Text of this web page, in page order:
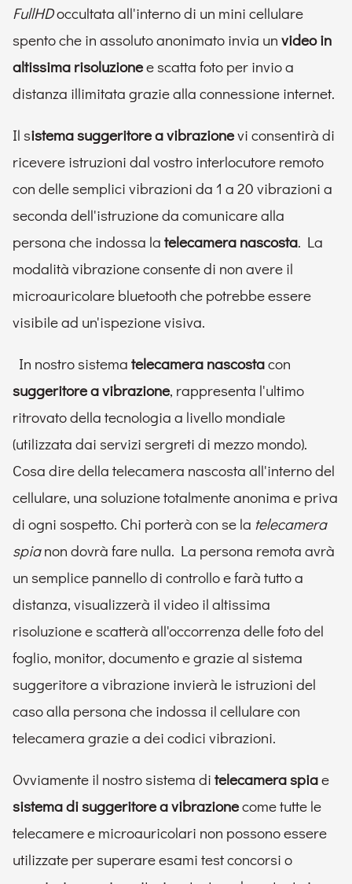
FullHDoccultata all'interno di un mini cellulare
spento che in assoluto anonimato invia un video in
altissima risoluzionee scatta foto per invio a
distanza illimitata grazie alla connessione internet.
Il sistema suggeritore a vibrazionevi consentirà di
ricevere istruzioni dal vostro interlocutore remoto
con delle semplici vibrazioni da 1 a 20 vibrazioni a
seconda dell'istruzione da comunicare alla
persona che indossa la telecamera nascosta. La
modalità vibrazione consente di non avere il
microauricolare bluetooth che potrebbe essere
visibile ad un'ispezione visiva.
In nostro sistema telecamera nascostacon
suggeritore a vibrazione, rappresenta l'ultimo
ritrovato della tecnologia a livello mondiale
(utilizzata dai servizi sergreti di mezzo mondo).
Cosa dire della telecamera nascosta all'interno del
cellulare, una soluzione totalmente anonima e priva
di ogni sospetto. Chi porterà con se la telecamera
spianon dovrà fare nulla. La persona remota avrà
un semplice pannello di controllo e farà tutto a
distanza, visualizzerà il video il altissima
risoluzione e scatterà all'occorrenza delle foto del
foglio, monitor, documento e grazie al sistema
suggeritore a vibrazione invierà le istruzioni del
caso alla persona che indossa il cellulare con
telecamera grazie a dei codici vibrazioni.
Ovviamente il nostro sistema di telecamera spiae
sistema di suggeritore a vibrazionecome tutte le
telecamere e microauricolari non possono essere
utilizzate per superare esami test concorsi o